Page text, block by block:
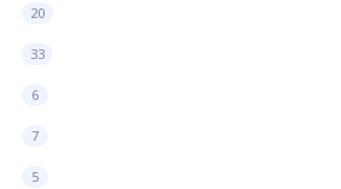
20
33
6
7
5